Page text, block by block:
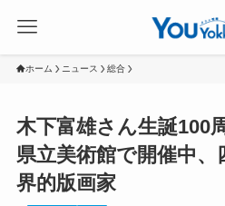
ホーム ニュース 総合
木下富雄さん生誕100
県立美術館で開催中
界的版画家